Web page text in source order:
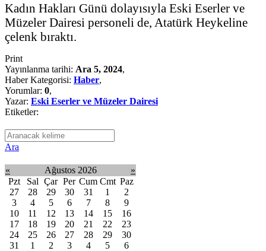
Kadın Hakları Günü dolayısıyla Eski Eserler ve
Müzeler Dairesi personeli de, Atatürk Heykeline
çelenk bıraktı.
Print
Yayınlanma tarihi: Ara 5, 2024,
Haber Kategorisi: Haber,
Yorumlar: 0,
Yazar: Eski Eserler ve Müzeler Dairesi
Etiketler:
Ara
« Ağustos 2026
»
Pzt
Sal Çar Per Cum Cmt Paz
27
28 29 30 31 1
2
3
4 5 6 7 8
9
10
11 12 13 14 15
16
17
18 19 20 21 22
23
24
25 26 27 28 29
30
31
1 2 3 4 5 6